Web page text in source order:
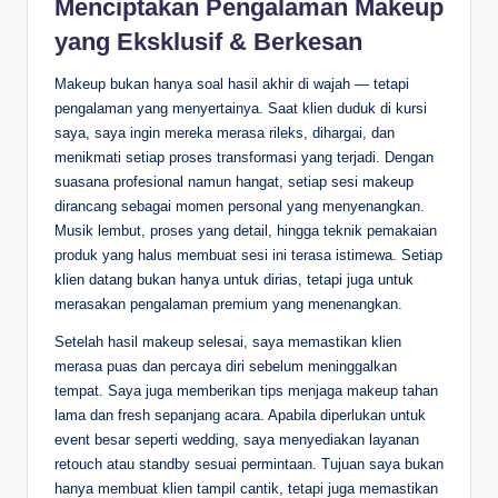
Menciptakan Pengalaman Makeup
yang Eksklusif & Berkesan
Makeup bukan hanya soal hasil akhir di wajah — tetapi
pengalaman yang menyertainya. Saat klien duduk di kursi
saya, saya ingin mereka merasa rileks, dihargai, dan
menikmati setiap proses transformasi yang terjadi. Dengan
suasana profesional namun hangat, setiap sesi makeup
dirancang sebagai momen personal yang menyenangkan.
Musik lembut, proses yang detail, hingga teknik pemakaian
produk yang halus membuat sesi ini terasa istimewa. Setiap
klien datang bukan hanya untuk dirias, tetapi juga untuk
merasakan pengalaman premium yang menenangkan.
Setelah hasil makeup selesai, saya memastikan klien
merasa puas dan percaya diri sebelum meninggalkan
tempat. Saya juga memberikan tips menjaga makeup tahan
lama dan fresh sepanjang acara. Apabila diperlukan untuk
event besar seperti wedding, saya menyediakan layanan
retouch atau standby sesuai permintaan. Tujuan saya bukan
hanya membuat klien tampil cantik, tetapi juga memastikan